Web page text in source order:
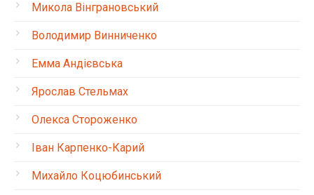
Микола Вінграновський
Володимир Винниченко
Емма Андієвська
Ярослав Стельмах
Олекса Стороженко
Іван Карпенко-Карий
Михайло Коцюбинський